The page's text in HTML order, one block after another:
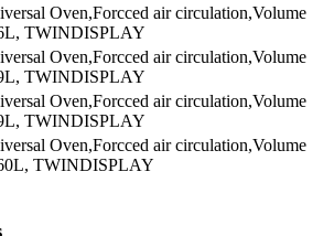
Oven,Forcced air circulation,Volume
TWINDISPLAY
Oven,Forcced air circulation,Volume
TWINDISPLAY
Oven,Forcced air circulation,Volume
TWINDISPLAY
Oven,Forcced air circulation,Volume
TWINDISPLAY